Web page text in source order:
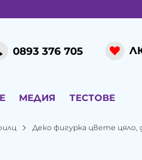
0893 376 705
МЕДИЯ ТЕСТОВЕ
Деко фигурка цвете цяло,